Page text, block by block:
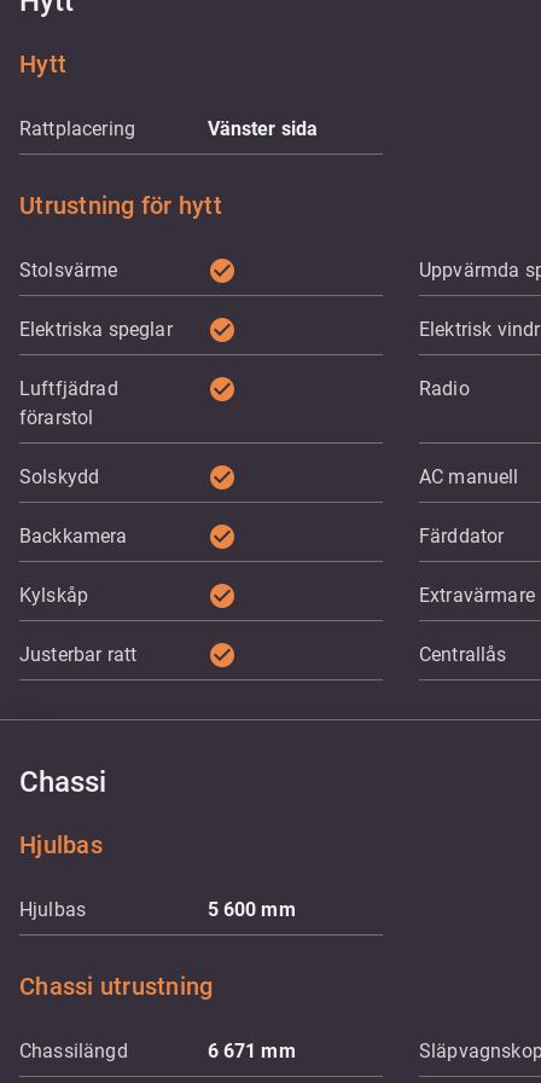
Hytt
Rattplacering Vänster sida
Utrustning för hytt
Stolsvärme check_circle Uppvärmda
Elektriska speglar check_circle Elektrisk
Luftfjädrad
förarstol
check_circle Radio
Solskydd check_circle AC manuell
Backkamera check_circle Färddator
Kylskåp check_circle Extravärmare
Justerbar ratt check_circle Centrallås
Chassi
Hjulbas
Hjulbas 5 600mm
Chassi utrustning
Chassilängd 6 671mm